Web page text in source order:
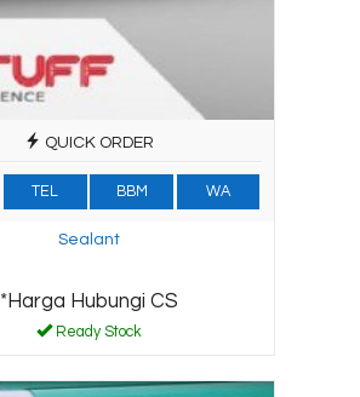
QUICK ORDER
TEL BBM WA
Sealant
*Harga Hubungi CS
Ready Stock